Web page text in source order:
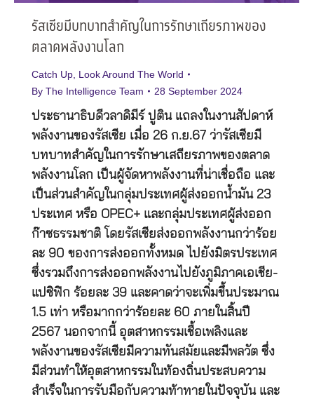
รัสเซียมีบทบาทสำคัญในการรักษาเถียรภาพของ
ตลาดพลังงานโลก
Catch Up Look Around The World
By The Intelligence Team 28 September 2024
ประธานาธิบดีวลาดิมีร์ ปูติน แถลงในงานสัปดาห์
พลังงานของรัสเซีย เมื่อ 26 ก.ย.67 ว่ารัสเซียมี
บทบาทสำคัญในการรักษาเสถียรภาพของตลาด
พลังงานโลก เป็นผู้จัดหาพลังงานที่น่าเชื่อถือ และ
เป็นส่วนสำคัญในกลุ่มประเทศผู้ส่งออกน้ำมัน 23
ประเทศ หรือ OPEC+ และกลุ่มประเทศผู้ส่งออก
ก๊าซธรรมชาติ โดยรัสเซียส่งออกพลังงานกว่าร้อย
ละ 90 ของการส่งออกทั้งหมด ไปยังมิตรประเทศ
ซึ่งรวมถึงการส่งออกพลังงานไปยังภูมิภาคเอเชีย-
แปซิฟิก ร้อยละ 39 และคาดว่าจะเพิ่มขึ้นประมาณ
1.5 เท่า หรือมากกว่าร้อยละ 60 ภายในสิ้นปี
2567 นอกจากนี้ อุตสาหกรรมเชื้อเพลิงและ
พลังงานของรัสเซียมีความทันสมัยและมีพลวัต ซึ่ง
มีส่วนทำให้อุตสาหกรรมในท้องถิ่นประสบความ
สำเร็จในการรับมือกับความท้าทายในปัจจุบัน และ